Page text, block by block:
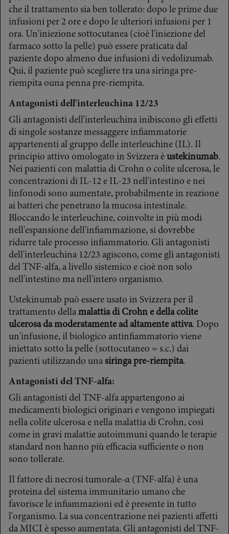
che il trattamento sia ben tollerato: dopo le prime due
infusioni per 2 ore e dopo le ulteriori infusioni per 1
ora. Un'iniezione sottocutanea (cioè l'iniezione del
farmaco sotto la pelle) può essere praticata dal
paziente dopo almeno due infusioni di vedolizumab.
Qui, il paziente può scegliere tra una siringa pre-
riempita ouna penna pre-riempita.
Antagonisti dell'interleuchina 12/23
Gli antagonisti dell'interleuchina inibiscono gli effetti
di singole sostanze messaggere infiammatorie
appartenenti al gruppo delle interleuchine (IL). Il
principio attivo omologato in Svizzera è ustekinumab.
Nei pazienti con malattia di Crohn o colite ulcerosa, le
concentrazioni di IL-12 e IL-23 nell'intestino e nei
linfonodi sono aumentate, probabilmente in reazione
ai batteri che penetrano la mucosa intestinale.
Bloccando le interleuchine, coinvolte in più modi
nell'espansione dell'infiammazione, si dovrebbe
ridurre tale processo infiammatorio. Gli antagonisti
dell'interleuchina 12/23 agiscono, come gli antagonisti
del TNF-alfa, a livello sistemico e cioè non solo
nell'intestino ma nell'intero organismo.
Ustekinumab può essere usato in Svizzera per il
trattamento della malattia di Crohn e della colite
ulcerosa da moderatamente ad altamente attiva. Dopo
un'infusione, il biologico antinfiammatorio viene
iniettato sotto la pelle (sottocutaneo = s.c.) dai
pazienti utilizzando una siringa pre-riempita.
Antagonisti del TNF-alfa:
Gli antagonisti del TNF-alfa appartengono ai
medicamenti biologici originari e vengono impiegati
nella colite ulcerosa e nella malattia di Crohn, così
come in gravi malattie autoimmuni quando le terapie
standard non hanno più efficacia sufficiente o non
sono tollerate.
Il fattore di necrosi tumorale-α (TNF-alfa) è una
proteina del sistema immunitario umano che
favorisce le infiammazioni ed è presente in tutto
l'organismo. La sua concentrazione nei pazienti affetti
da MICI è spesso aumentata. Gli antagonisti del TNF-